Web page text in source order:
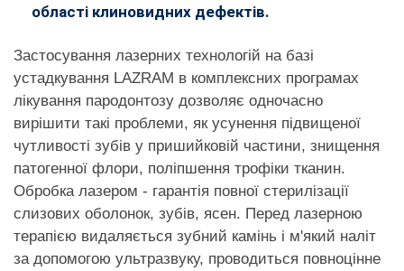
області клиновидних дефектів.
Застосування лазерних технологій на базі
устадкування LAZRAM в комплексних програмах
лікування пародонтозу дозволяє одночасно
вирішити такі проблеми, як усунення підвищеної
чутливості зубів у пришийковій частини, знищення
патогенної флори, поліпшення трофіки тканин.
Обробка лазером - гарантія повної стерилізації
слизових оболонок, зубів, ясен. Перед лазерною
терапією видаляється зубний камінь і м'який наліт
за допомогою ультразвуку, проводиться повноцінне